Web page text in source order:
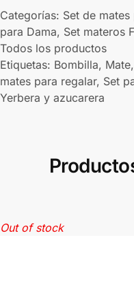
Categorías: Set de
para Dama, Set materos
Todos los productos
Etiquetas: Bombilla, Mate,
mates para regalar, Set
Yerbera y azucarera
Out of stock